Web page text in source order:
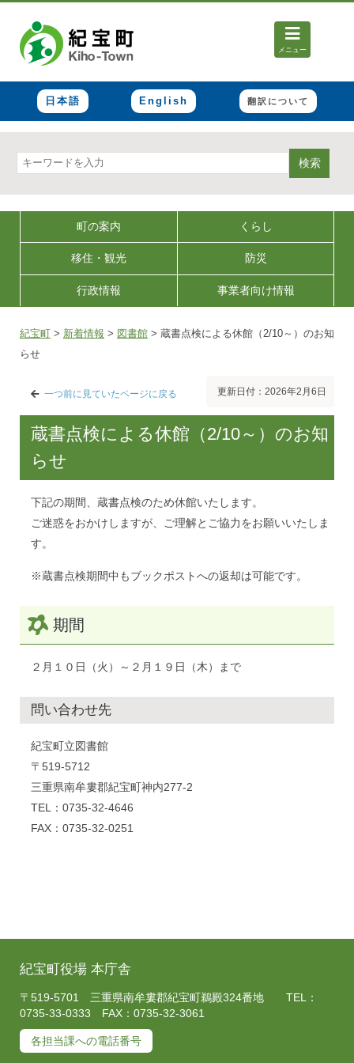
メニュー
日本語 English 翻訳について
検索
町の案内 くらし
移住・観光 防災
行政情報 事業者向け情報
紀宝町 > 新着情報 > 図書館 > 蔵書点検による休館（2/10～）のお知
らせ
一つ前に見ていたページに戻る 更新日付：2026年2月6日
蔵書点検による休館（2/10～）のお知
らせ
下記の期間、蔵書点検のため休館いたします。
ご迷惑をおかけしますが、ご理解とご協力をお願いいたしま
す。
※蔵書点検期間中もブックポストへの返却は可能です。
期間
２月１０日（火）～２月１９日（木）まで
問い合わせ先
紀宝町立図書館
〒519-5712
三重県南牟婁郡紀宝町神内277-2
TEL：0735-32-4646
FAX：0735-32-0251
紀宝町役場 本庁舎
〒519-5701 三重県南牟婁郡紀宝町鵜殿324番地 TEL：
0735-33-0333 FAX：0735-32-3061
各担当課への電話番号